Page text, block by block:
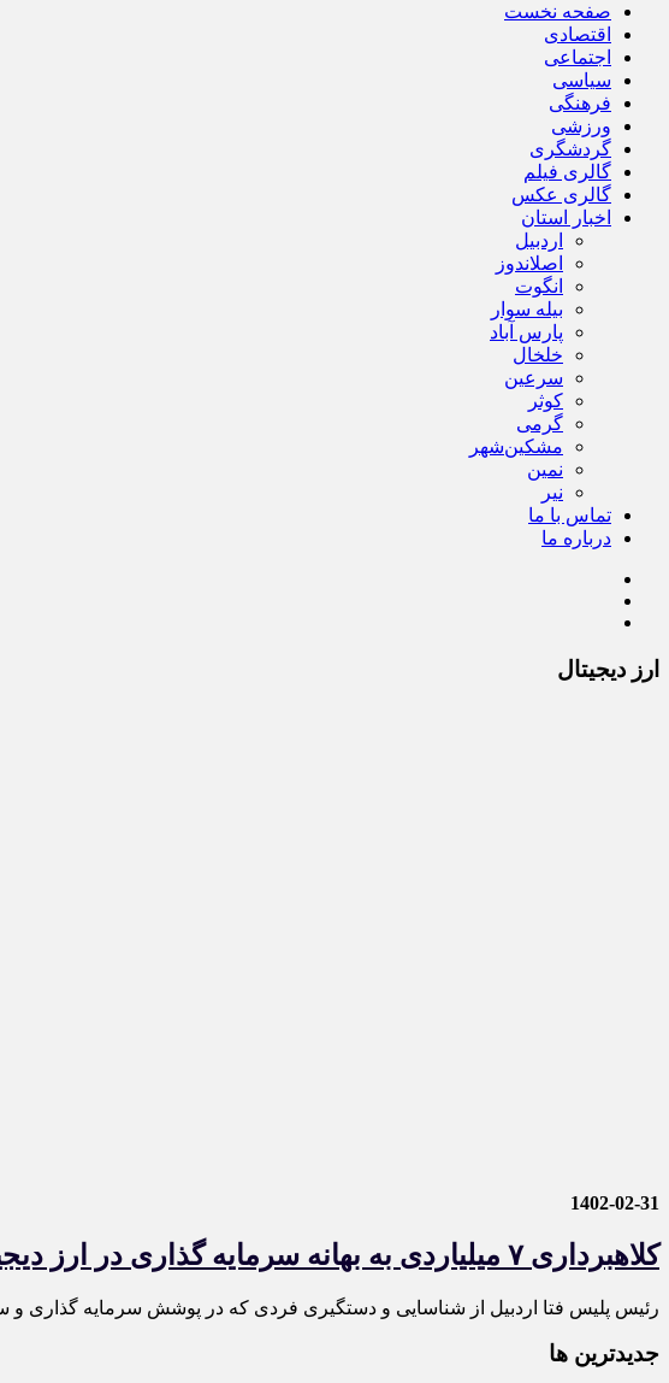
صفحه نخست
اقتصادی
اجتماعی
سیاسی
فرهنگی
ورزشی
گردشگری
گالری فیلم
گالری عکس
اخبار استان
اردبیل
اصلاندوز
انگوت
بیله سوار
پارس آباد
خلخال
سرعین
کوثر
گرمی
مشکین‌شهر
نمین
نیر
تماس با ما
درباره ما
ارز دیجیتال
1402-02-31
کلاهبرداری ۷ میلیاردی به بهانه سرمایه گذاری در ارز دیجیتال
رئیس پلیس فتا اردبیل از شناسایی و دستگیری فردی که در پوشش سرمایه گذاری و
جديدترين ها